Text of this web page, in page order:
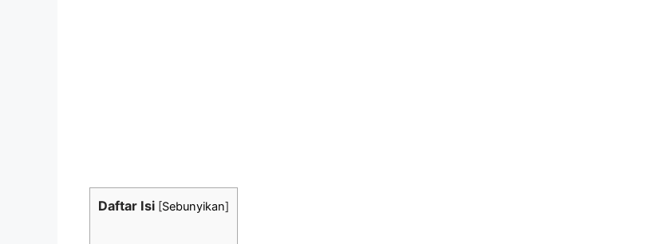
Daftar Isi [Sebunyikan]